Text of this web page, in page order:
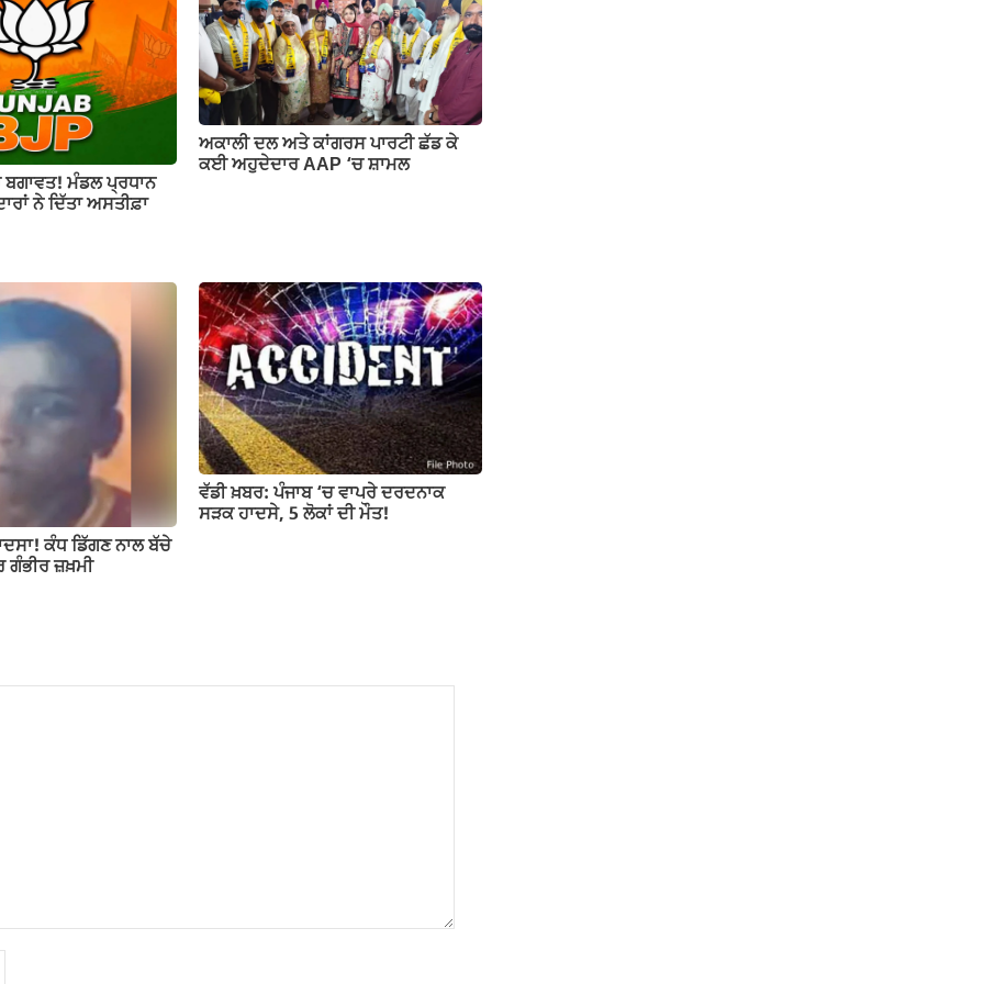
ਬਗਾਵਤ! ਮੰਡਲ ਪ੍ਰਧਾਨ
ਨੇ ਦਿੱਤਾ ਅਸਤੀਫ਼ਾ
ਅਕਾਲੀ ਦਲ ਅਤੇ ਕਾਂਗਰਸ ਪਾਰਟੀ ਛੱਡ ਕੇ
ਕਈ ਅਹੁਦੇਦਾਰ AAP ‘ਚ ਸ਼ਾਮਲ
ਕੰਧ ਡਿੱਗਣ ਨਾਲ ਬੱਚੇ
ਗੰਭੀਰ ਜ਼ਖ਼ਮੀ
ਵੱਡੀ ਖ਼ਬਰ: ਪੰਜਾਬ ‘ਚ ਵਾਪਰੇ ਦਰਦਨਾਕ
ਸੜਕ ਹਾਦਸੇ, 5 ਲੋਕਾਂ ਦੀ ਮੌਤ!